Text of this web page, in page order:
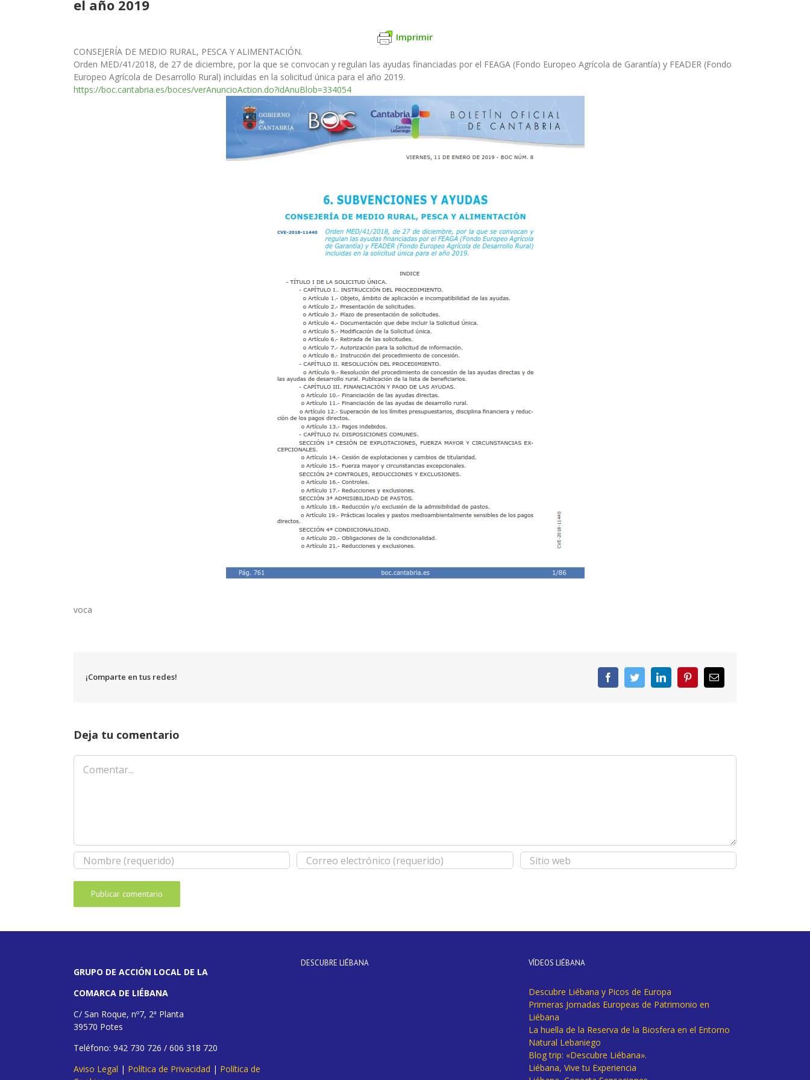
el año 2019
Imprimir
CONSEJERÍA DE MEDIO RURAL, PESCA Y ALIMENTACIÓN.
Orden MED/41/2018, de 27 de diciembre, por la que se convocan y regulan las ayudas financiadas por el FEAGA (Fondo Europeo Agrícola de Garantía) y FEADER (Fondo
Europeo Agrícola de Desarrollo Rural) incluidas en la solicitud única para el año 2019.
https://boc.cantabria.es/boces/verAnuncioAction.do?idAnuBlob=334054
voca
¡Comparte en tus redes! FacebookTwitterLinkedInPinterestCorreo
electrónico
Deja tu comentario
Comentar
GRUPO DE ACCIÓN LOCAL DE LA
COMARCA DE LIÉBANA
C/ San Roque, nº7, 2ª Planta
39570 Potes
Teléfono: 942 730 726 / 606 318 720
Aviso Legal | Política de Privacidad | Política de
DESCUBRE LIÉBANA VÍDEOS LIÉBANA
Descubre Liébana y Picos de Europa
Primeras Jornadas Europeas de Patrimonio en
Liébana
La huella de la Reserva de la Biosfera en el Entorno
Natural Lebaniego
Blog trip: «Descubre Liébana».
Liébana, Vive tu Experiencia